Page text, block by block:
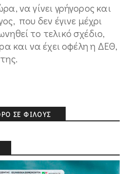
να γίνει γρήγορος και
που δεν έγινε μέχρι
το τελικό σχέδιο,
και να έχει οφέλη η ΔΕΘ,
ΣΕ ΦΊΛΟΥΣ